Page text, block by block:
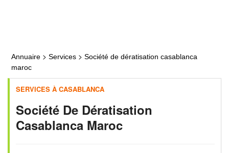
Annuaire > Services > Société de dératisation casablanca
maroc
SERVICES À CASABLANCA
Société De Dératisation
Casablanca Maroc